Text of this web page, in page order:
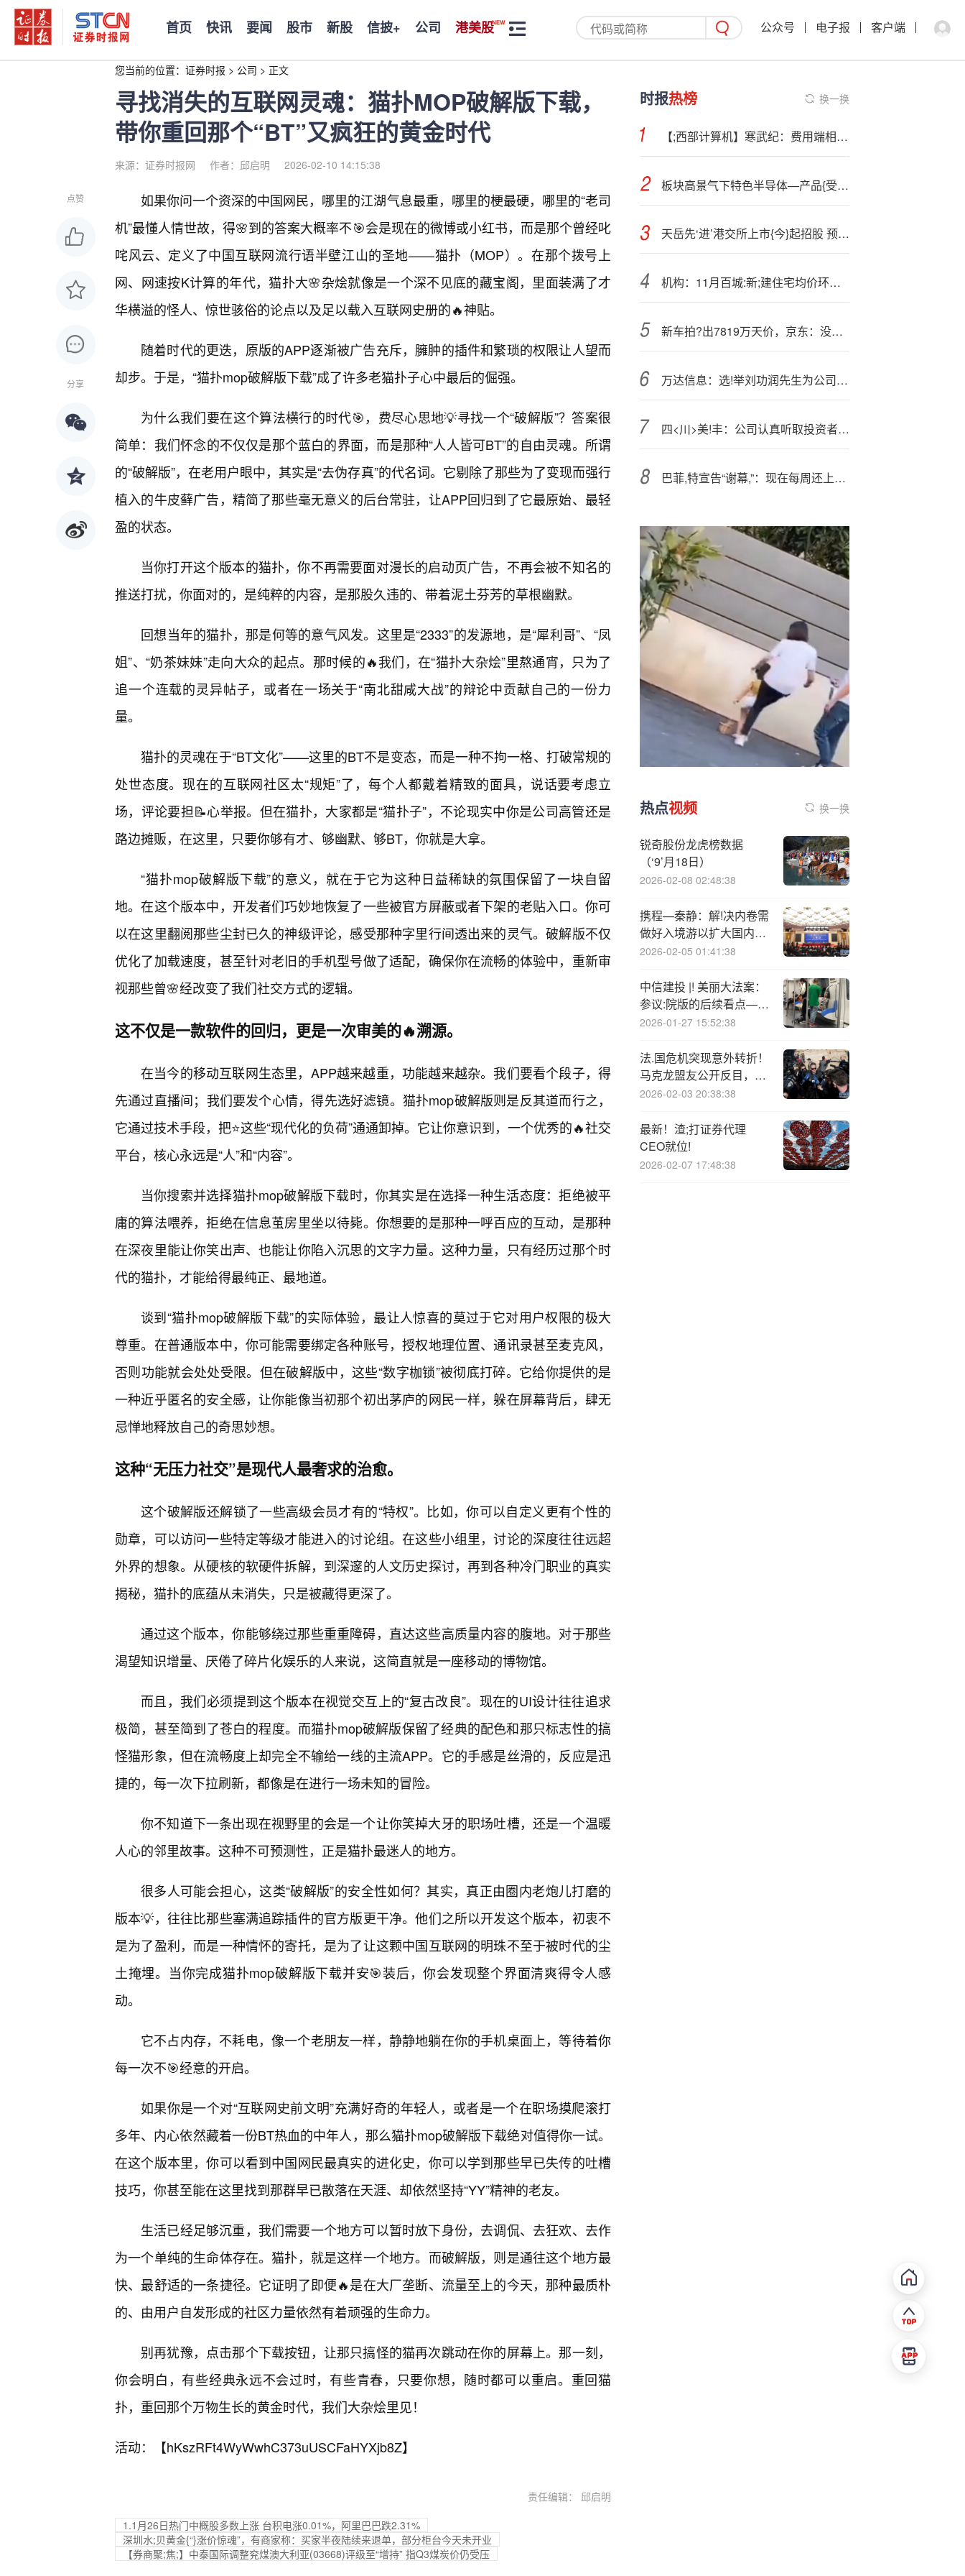
首页 快讯 要闻 股市 新股 信披+ 公司 港美股 公众号 电子报 客户端
您当前的位置： 证券时报 > 公司 > 正文
寻找消失的互联网灵魂：猫扑MOP破解版下载，
带你重回那个“BT”又疯狂的黄金时代
来源：证券时报网 作者：邱启明 2026-02-10 14:15:38
点赞
分享
如果你问一个资深的中国网民，哪里的江湖气息最重，哪里的梗最硬，哪里的“老司
机”最懂人情世故，得🌸到的答案大概率不🎯会是现在的微博或小红书，而是那个曾经叱
咤风云、定义了中国互联网流行语半壁江山的圣地——猫扑（MOP）。在那个拨号上
网、网速按K计算的年代，猫扑大🌸杂烩就像是一个深不见底的藏宝阁，里面装满了才
华横溢的怪人、惊世骇俗的论点以及足以载入互联网史册的🔥神贴。
随着时代的更迭，原版的APP逐渐被广告充斥，臃肿的插件和繁琐的权限让人望而
却步。于是，“猫扑mop破解版下载”成了许多老猫扑子心中最后的倔强。
为什么我们要在这个算法横行的时代🎯，费尽心思地💡寻找一个“破解版”？答案很
简单：我们怀念的不仅仅是那个蓝白的界面，而是那种“人人皆可BT”的自由灵魂。所谓
的“破解版”，在老用户眼中，其实是“去伪存真”的代名词。它剔除了那些为了变现而强行
植入的牛皮藓广告，精简了那些毫无意义的后台常驻，让APP回归到了它最原始、最轻
盈的状态。
当你打开这个版本的猫扑，你不再需要面对漫长的启动页广告，不再会被不知名的
推送打扰，你面对的，是纯粹的内容，是那股久违的、带着泥土芬芳的草根幽默。
回想当年的猫扑，那是何等的意气风发。这里是“2333”的发源地，是“犀利哥”、“凤
姐”、“奶茶妹妹”走向大众的起点。那时候的🔥我们，在“猫扑大杂烩”里熬通宵，只为了
追一个连载的灵异帖子，或者在一场关于“南北甜咸大战”的辩论中贡献自己的一份力
量。
猫扑的灵魂在于“BT文化”——这里的BT不是变态，而是一种不拘一格、打破常规的
处世态度。现在的互联网社区太“规矩”了，每个人都戴着精致的面具，说话要考虑立
场，评论要担📝心举报。但在猫扑，大家都是“猫扑子”，不论现实中你是公司高管还是
路边摊贩，在这里，只要你够有才、够幽默、够BT，你就是大拿。
“猫扑mop破解版下载”的意义，就在于它为这种日益稀缺的氛围保留了一块自留
地。在这个版本中，开发者们巧妙地恢复了一些被官方屏蔽或者下架的老贴入口。你可
以在这里翻阅那些尘封已久的神级评论，感受那种字里行间透出来的灵气。破解版不仅
优化了加载速度，甚至针对老旧的手机型号做了适配，确保你在流畅的体验中，重新审
视那些曾🌸经改变了我们社交方式的逻辑。
这不仅是一款软件的回归，更是一次审美的🔥溯源。
在当今的移动互联网生态里，APP越来越重，功能越来越杂。我们要看个段子，得
先通过直播间；我们要发个心情，得先选好滤镜。猫扑mop破解版则是反其道而行之，
它通过技术手段，把⭐这些“现代化的负荷”通通卸掉。它让你意识到，一个优秀的🔥社交
平台，核心永远是“人”和“内容”。
当你搜索并选择猫扑mop破解版下载时，你其实是在选择一种生活态度：拒绝被平
庸的算法喂养，拒绝在信息茧房里坐以待毙。你想要的是那种一呼百应的互动，是那种
在深夜里能让你笑出声、也能让你陷入沉思的文字力量。这种力量，只有经历过那个时
代的猫扑，才能给得最纯正、最地道。
谈到“猫扑mop破解版下载”的实际体验，最让人惊喜的莫过于它对用户权限的极大
尊重。在普通版本中，你可能需要绑定各种账号，授权地理位置、通讯录甚至麦克风，
否则功能就会处处受限。但在破解版中，这些“数字枷锁”被彻底打碎。它给你提供的是
一种近乎匿名的安全感，让你能像当初那个初出茅庐的网民一样，躲在屏幕背后，肆无
忌惮地释放自己的奇思妙想。
这种“无压力社交”是现代人最奢求的治愈。
这个破解版还解锁了一些高级会员才有的“特权”。比如，你可以自定义更有个性的
勋章，可以访问一些特定等级才能进入的讨论组。在这些小组里，讨论的深度往往远超
外界的想象。从硬核的软硬件拆解，到深邃的人文历史探讨，再到各种冷门职业的真实
揭秘，猫扑的底蕴从未消失，只是被藏得更深了。
通过这个版本，你能够绕过那些重重障碍，直达这些高质量内容的腹地。对于那些
渴望知识增量、厌倦了碎片化娱乐的人来说，这简直就是一座移动的博物馆。
而且，我们必须提到这个版本在视觉交互上的“复古改良”。现在的UI设计往往追求
极简，甚至简到了苍白的程度。而猫扑mop破解版保留了经典的配色和那只标志性的搞
怪猫形象，但在流畅度上却完全不输给一线的主流APP。它的手感是丝滑的，反应是迅
捷的，每一次下拉刷新，都像是在进行一场未知的冒险。
你不知道下一条出现在视野里的会是一个让你笑掉大牙的职场吐槽，还是一个温暖
人心的邻里故事。这种不可预测性，正是猫扑最迷人的地方。
很多人可能会担心，这类“破解版”的安全性如何？其实，真正由圈内老炮儿打磨的
版本💡，往往比那些塞满追踪插件的官方版更干净。他们之所以开发这个版本，初衷不
是为了盈利，而是一种情怀的寄托，是为了让这颗中国互联网的明珠不至于被时代的尘
土掩埋。当你完成猫扑mop破解版下载并安🎯装后，你会发现整个界面清爽得令人感
动。
它不占内存，不耗电，像一个老朋友一样，静静地躺在你的手机桌面上，等待着你
每一次不🎯经意的开启。
如果你是一个对“互联网史前文明”充满好奇的年轻人，或者是一个在职场摸爬滚打
多年、内心依然藏着一份BT热血的中年人，那么猫扑mop破解版下载绝对值得你一试。
在这个版本里，你可以看到中国网民最真实的进化史，你可以学到那些早已失传的吐槽
技巧，你甚至能在这里找到那群早已散落在天涯、却依然坚持“YY”精神的老友。
生活已经足够沉重，我们需要一个地方可以暂时放下身份，去调侃、去狂欢、去作
为一个单纯的生命体存在。猫扑，就是这样一个地方。而破解版，则是通往这个地方最
快、最舒适的一条捷径。它证明了即便🔥是在大厂垄断、流量至上的今天，那种最质朴
的、由用户自发形成的社区力量依然有着顽强的生命力。
别再犹豫，点击那个下载按钮，让那只搞怪的猫再次跳动在你的屏幕上。那一刻，
你会明白，有些经典永远不会过时，有些青春，只要你想，随时都可以重启。重回猫
扑，重回那个万物生长的黄金时代，我们大杂烩里见！
活动：【hKszRFt4WyWwhC373uUSCFaHYXjb8Z】
责任编辑： 邱启明
1.1月26日热门中概股多数上涨 台积电涨0.01%，阿里巴巴跌2.31%
深圳水;贝黄金{“}涨价惊魂”，有商家称：买家半夜陆续来退单，部分柜台今天未开业
【券商聚;焦;】中泰国际调整兖煤澳大利亚(03668)评级至“增持” 指Q3煤炭价仍受压
时报热榜 换一换
【;西部计算机】寒武纪：费用端相对刚性，造就利润高弹性
板块高景气下特色半导体—产品{受}青睐，中韩半导体ETF（513310）近一周规模增长超40%
天岳先‘进’港交所上市{今}起招股 预计8月15日上市
机构：11月百城:新;建住宅均价环比上涨0.37% 同比上涨2.68%
新车拍?出7819万天价，京东：没想到，将向出价最接近发布价用户送辆车
万达信息：选!举刘功润先生为公司第八届董事会独立董事
四<川>美!丰：公司认真听取投资者有价值的意见建议
巴菲,特宣告“谢幕,”：现在每周还上五天班，年底卸任CEO，将加快捐赠速度
热点视频 换一换
锐奇股份龙虎榜数据
（‘9’月18日）
2026-02-08 02:48:38
携程—秦静：解!决内卷需
做好入境游以扩大国内市
场增量
2026-02-05 01:41:38
中信建投 |! 美丽大法案：
参议:院版的后续看点——
美国减税进展与点评
2026-01-27 15:52:38
法.国危机突现意外转折！
马克龙盟友公开反目，欧
元前景蒙阴
2026-02-03 20:38:38
最新！渣;打证券代理
CEO就位!
2026-02-07 17:48:38